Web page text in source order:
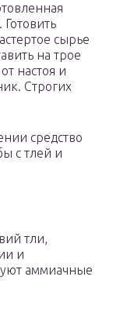
сырье
на трое
настоя и
Строгих
средство
с тлей и
тли,
и
аммиачные